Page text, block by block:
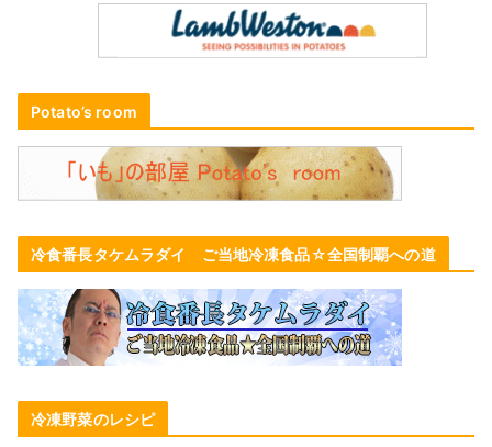
Potato’s room
冷食番長タケムラダイ ご当地冷凍食品☆全国制覇への道
冷凍野菜のレシピ